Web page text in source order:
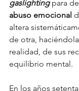
gaslighting para
abuso emocional
altera
de otra,
realidad, de sus
equilibrio mental.
En los años